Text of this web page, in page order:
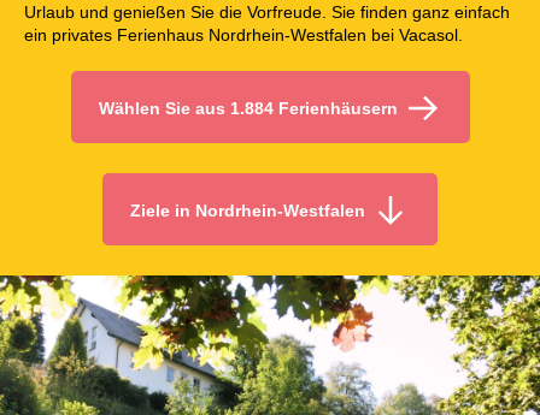
Urlaub und genießen Sie die Vorfreude. Sie finden ganz einfach
ein privates Ferienhaus Nordrhein-Westfalen bei Vacasol.
Wählen Sie aus 1.884 Ferienhäusern
Ziele in Nordrhein-Westfalen